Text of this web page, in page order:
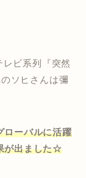
ビ系列『突然
ソヒさんは彌
ローバルに活躍
が出ました☆